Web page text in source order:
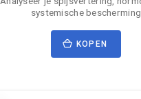
systemische bescherming
KOPEN